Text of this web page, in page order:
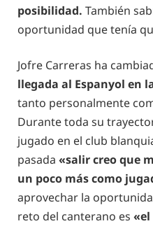
posibilidad. También
oportunidad que tenía
Jofre Carreras ha
llegada al Espanyol en
tanto personalmente
Durante toda su
jugado en el club
pasada «salir creo que
un poco más como
aprovechar la
reto del canterano es «el